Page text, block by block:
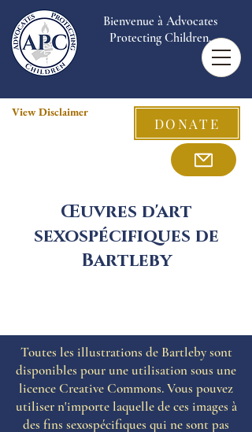
Bienvenue à Advocates
Protecting Children.
View Disclaimer
DONATE
Œuvres d'art
sexospécifiques de
Bartleby
Toutes les illustrations de Bartleby sont
disponibles pour une utilisation sous une
licence Creative Commons. Vous pouvez
utiliser n'importe laquelle de ces images à
des fins sexospécifiques qui ne sont pas